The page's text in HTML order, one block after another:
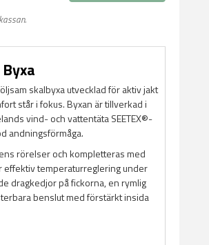
skalbyxa utvecklad för aktiv jakt
står i fokus. Byxan är tillverkad i
vind- och vattentäta SEETEX®-
andningsförmåga.
rörelser och kompletteras med
temperaturreglering under
dragkedjor på fickorna, en rymlig
benslut med förstärkt insida